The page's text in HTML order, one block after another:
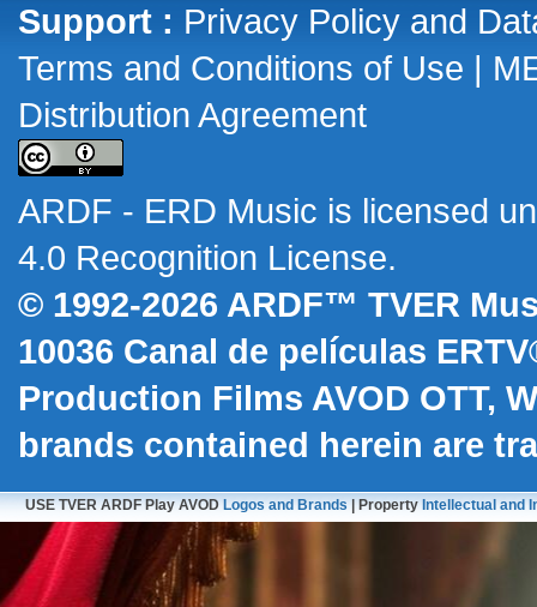
Support : Privacy Policy and
Terms and Conditions of Use |
Distribution Agreement
ARDF - ERD Music is licensed
4.0 Recognition License.
© 1992-2026 ARDF™ TVER
10036 Canal de películas
Production Films AVOD OTT,
brands contained herein are
USE TVER ARDF Play AVODLogos and Brands| PropertyIntellectual and